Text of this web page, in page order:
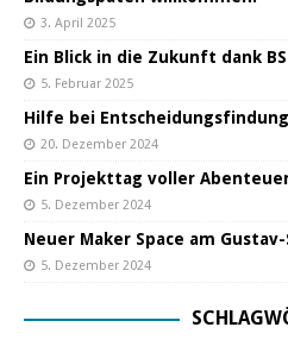
3. April 2025
Ein Blick in die Zukunft dank
5. Februar 2025
Hilfe bei
20. Dezember 2024
Ein Projekttag voller
5. Dezember 2024
Neuer Maker Space am
5. Dezember 2024